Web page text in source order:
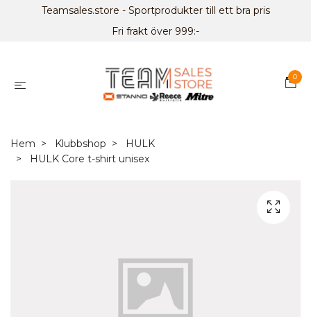
Teamsales.store - Sportprodukter till ett bra pris
Fri frakt över 999:-
0
Hem Klubbshop
HULK
HULK Core t-shirt unisex